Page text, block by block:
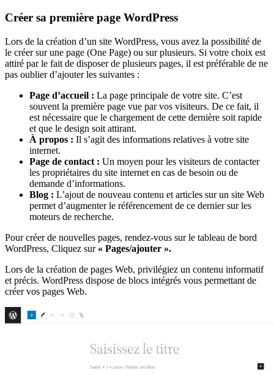
Créer sa première page WordPress
Lors de la création d’un site WordPress, vous avez la possibilité de
le créer sur une page (One Page) ou sur plusieurs. Si votre choix est
attiré par le fait de disposer de plusieurs pages, il est préférable de ne
pas oublier d’ajouter les suivantes :
Page d’accueil : La page principale de votre site. C’est
souvent la première page vue par vos visiteurs. De ce fait, il
est nécessaire que le chargement de cette dernière soit rapide
et que le design soit attirant.
À propos : Il s’agit des informations relatives à votre site
internet.
Page de contact : Un moyen pour les visiteurs de contacter
les propriétaires du site internet en cas de besoin ou de
demande d’informations.
Blog : L’ajout de nouveau contenu et articles sur un site Web
permet d’augmenter le référencement de ce dernier sur les
moteurs de recherche.
Pour créer de nouvelles pages, rendez-vous sur le tableau de bord
WordPress, Cliquez sur« Pages/ajouter ».
Lors de la création de pages Web, privilégiez un contenu informatif
et précis. WordPress dispose de blocs intégrés vous permettant de
créer vos pages Web.